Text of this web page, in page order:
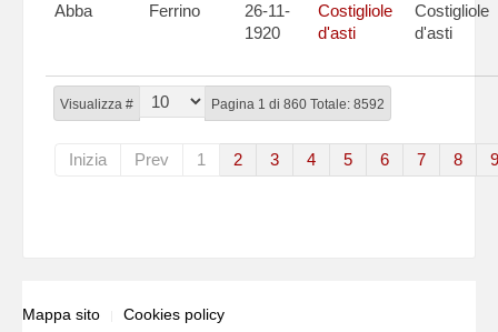
Visualizza # Pagina 1 di 860 Totale: 8592
Inizia Prev 1 2 3 4 5 6 7 8 9
Abba Ferrino
26-11-
1920
Costigliole
d'asti
Costigliole
d'asti
Mappa sito Cookies policy